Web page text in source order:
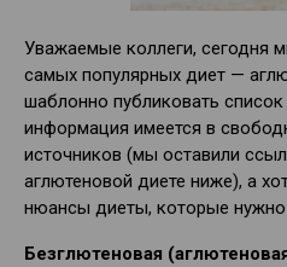
Уважаемые коллеги, сегодня
самых популярных диет —
шаблонно публиковать список
информация имеется в
источников (мы оставили
аглютеновой диете ниже), а
нюансы диеты, которые нужно
Безглютеновая